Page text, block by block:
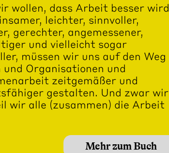
wollen, dass Arbeit besser wird
leichter, sinnvoller,
gerechter, angemessener,
und vielleicht sogar
müssen wir uns auf den Weg
und Organisationen und
zeitgemäßer und
gestalten. Und zwar wir
wir alle (zusammen) die Arbeit
Mehr zum Buch